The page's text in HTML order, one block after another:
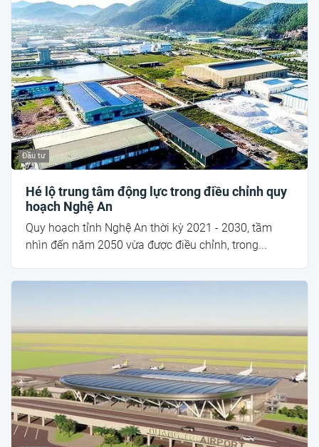
Đầu tư
Hé lộ trung tâm động lực trong điều chỉnh quy
hoạch Nghệ An
Quy hoạch tỉnh Nghệ An thời kỳ 2021 - 2030, tầm
nhìn đến năm 2050 vừa được điều chỉnh, trong...